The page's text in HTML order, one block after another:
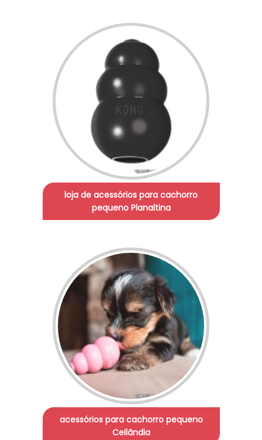
loja de acessórios para cachorro
pequeno Planaltina
acessórios para cachorro pequeno
Ceilândia